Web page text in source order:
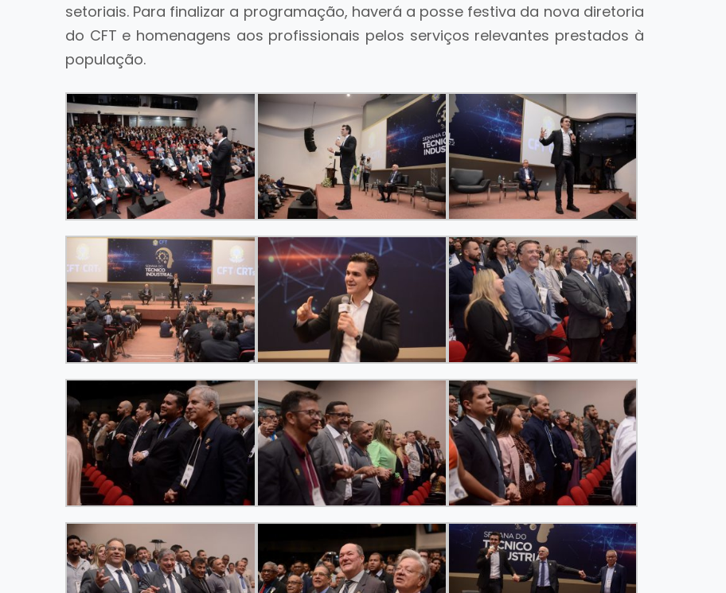
setoriais. Para finalizar a programação, haverá a posse festiva da nova diretoria
do CFT e homenagens aos profissionais pelos serviços relevantes prestados à
população.